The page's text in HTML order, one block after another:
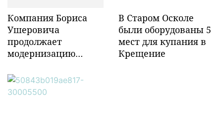
Компания Бориса
Ушеровича
продолжает
модернизацию
инфраструктуры в
Забайкалье
В Старом Осколе
были оборудованы 5
мест для купания в
Крещение